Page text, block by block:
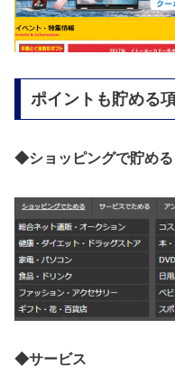
ポイントも貯める
◆ショッピングで貯める
◆サービス